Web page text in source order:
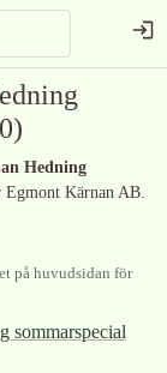
Hedning
Egmont Kärnan AB.
på huvudsidan för
sommarspecial